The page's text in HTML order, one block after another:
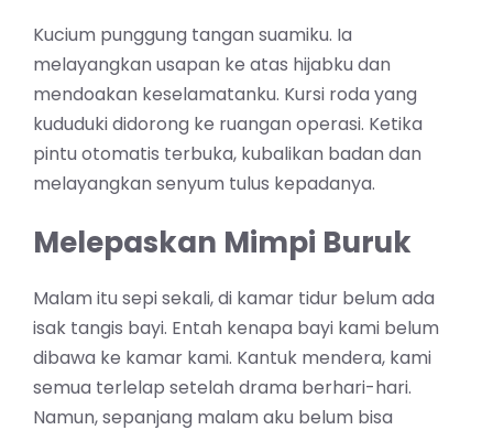
Kucium punggung tangan suamiku. Ia
melayangkan usapan ke atas hijabku dan
mendoakan keselamatanku. Kursi roda yang
kududuki didorong ke ruangan operasi. Ketika
pintu otomatis terbuka, kubalikan badan dan
melayangkan senyum tulus kepadanya.
Melepaskan Mimpi Buruk
Malam itu sepi sekali, di kamar tidur belum ada
isak tangis bayi. Entah kenapa bayi kami belum
dibawa ke kamar kami. Kantuk mendera, kami
semua terlelap setelah drama berhari-hari.
Namun, sepanjang malam aku belum bisa